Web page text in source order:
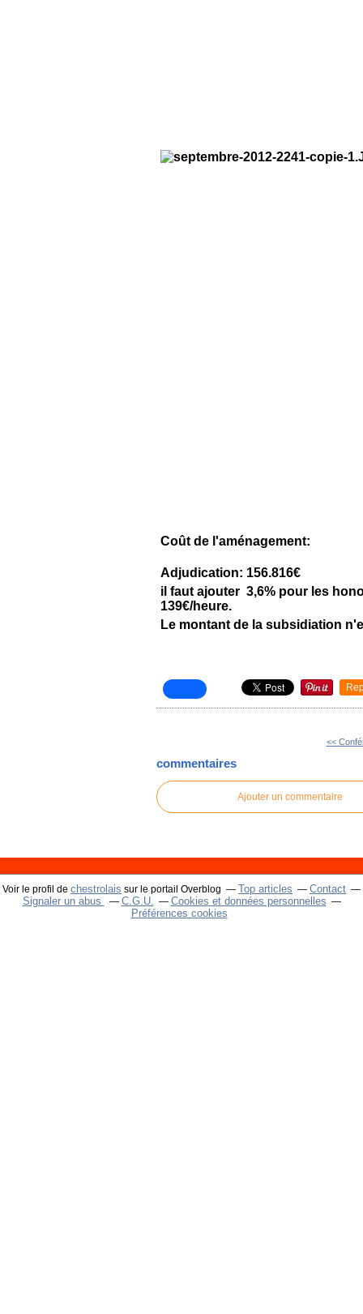
Coût de l'aménagement:
Adjudication: 156.816€
il faut ajouter 3,6% pour les
139€/heure.
Le montant de la subsidiation
<<
commentaires
Ajouter un commentaire
Voir le profil de chestrolais sur le portail Overblog Top articles
Contact
Signaler un abus
C.G.U.
Cookies et données personnelles
Préférences cookies